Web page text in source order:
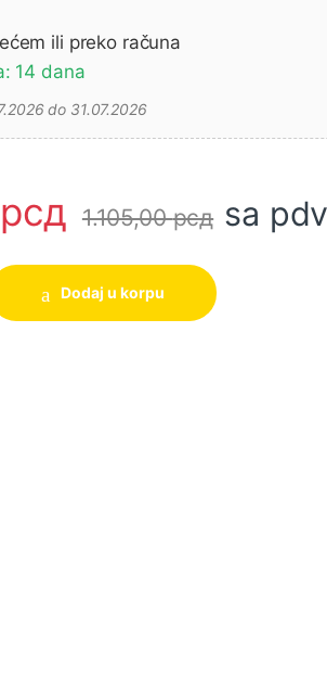
ili preko računa
14 dana
do 31.07.2026
рсд 1.105,00рсд sa
140 mm 24T SUPER INGCO količina
Dodaj u korpu